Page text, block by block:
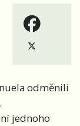
odměnili
jednoho